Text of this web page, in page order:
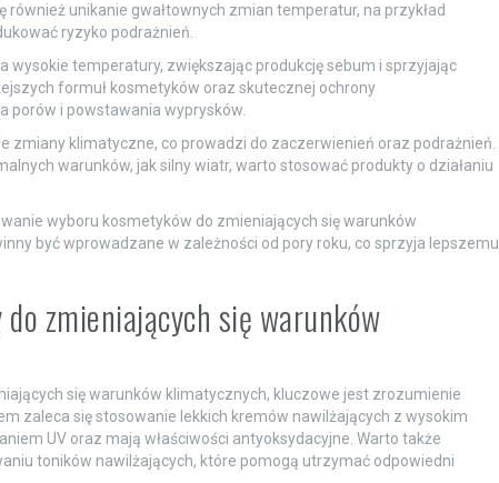
unikanie gwałtownych zmian temperatur, na przykład
ryzyko podrażnień.
temperatury, zwiększając produkcję sebum i sprzyjając
formuł kosmetyków oraz skutecznej ochrony
porów i powstawania wyprysków.
zmiany klimatyczne, co prowadzi do zaczerwienień oraz podrażnień.
warunków, jak silny wiatr, warto stosować produkty o działaniu
wyboru kosmetyków do zmieniających się warunków
być wprowadzane w zależności od pory roku, co sprzyja lepszemu
zmieniających się warunków
się warunków klimatycznych, kluczowe jest zrozumienie
zaleca się stosowanie lekkich kremów nawilżających z wysokim
UV oraz mają właściwości antyoksydacyjne. Warto także
toników nawilżających, które pomogą utrzymać odpowiedni